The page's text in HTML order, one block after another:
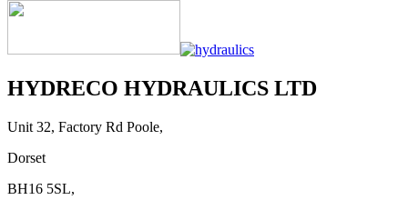
HYDRECO HYDRAULICS LTD
Unit 32, Factory Rd Poole,
Dorset
BH16 5SL,